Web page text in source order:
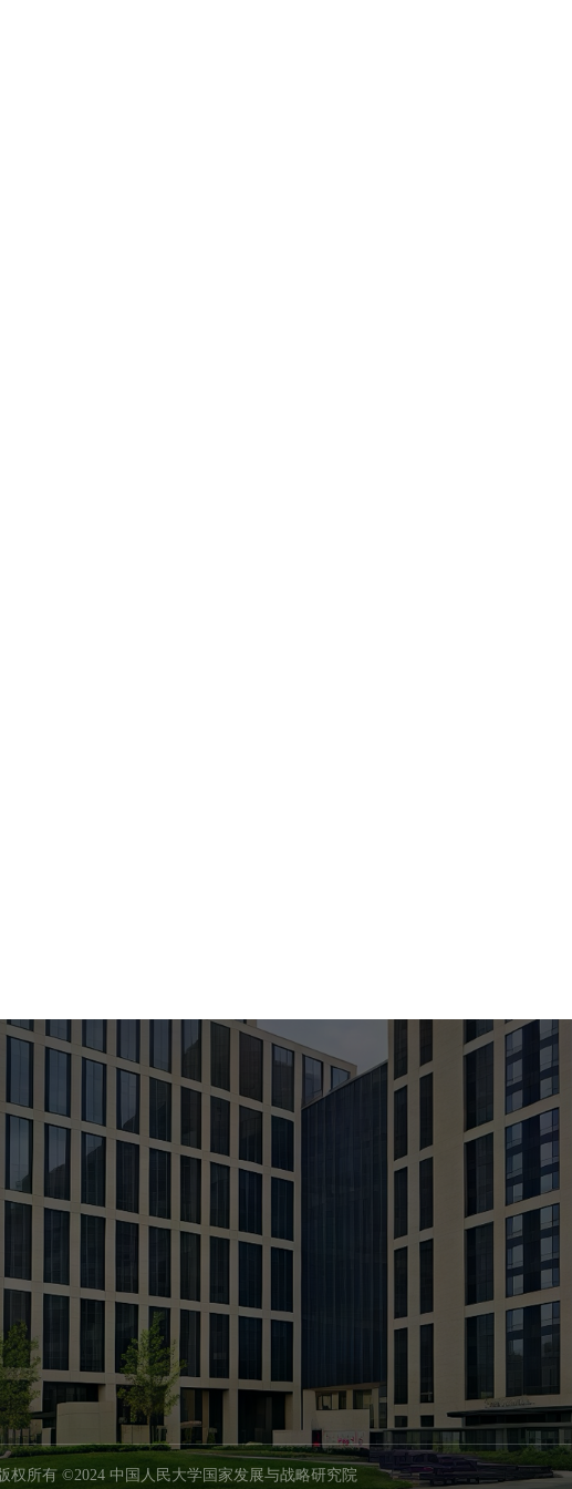
权所有 ©2024 中国人民大学国家发展与战略研究院